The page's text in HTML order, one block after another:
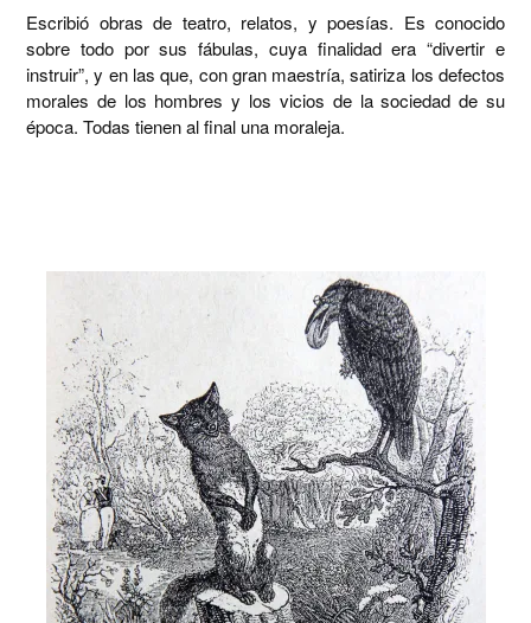
Escribió obras de teatro, relatos, y poesías. Es conocido
sobre todo por sus fábulas, cuya finalidad era “divertir e
instruir”, y en las que, con gran maestría, satiriza los defectos
morales de los hombres y los vicios de la sociedad de su
época. Todas tienen al final una moraleja.